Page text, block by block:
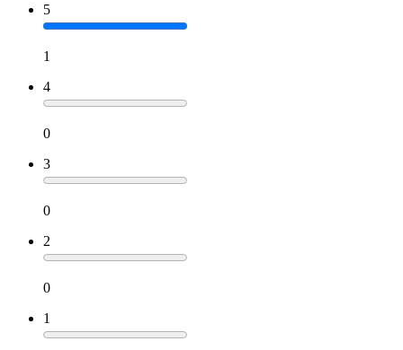
5
1
4
0
3
0
2
0
1